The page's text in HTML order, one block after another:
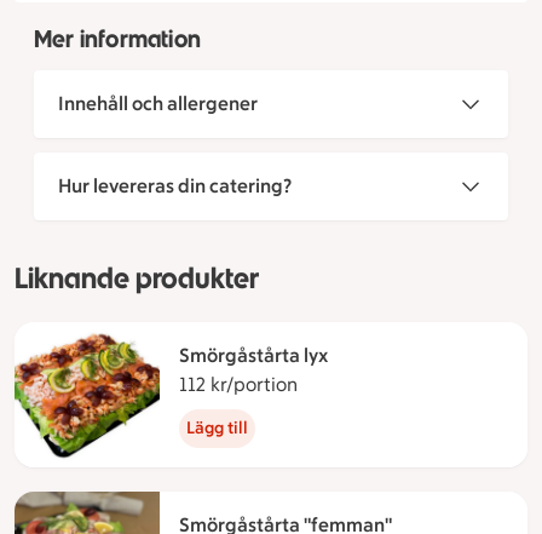
Mer information
Innehåll och allergener
Hur levereras din catering?
Liknande produkter
Smörgåstårta lyx
112 kr/portion
Lägg till
Smörgåstårta "femman"